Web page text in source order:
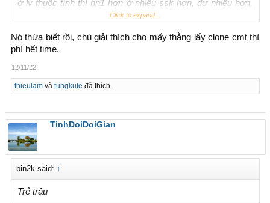
ở lv thuộc tính thì hn1 hơn ở nhiều ssk hơn, dư nhiều hơn,
cánh chinh phục nhiều hơn, kiểu gì hn1 cũng mạnh hơn thôi
Đóng góp ý kiến thì đóng góp cho đàng hoàng, đừng giả nai
vào châm chích nhau
Click to expand...
Nó thừa biết rồi, chú giải thích cho mấy thằng lấy clone cmt thì
phí hết time.
12/11/22
thieulamvà tungkute đã thích.
TinhDoiDoiGian
bin2k said: ↑
Trẻ trâu